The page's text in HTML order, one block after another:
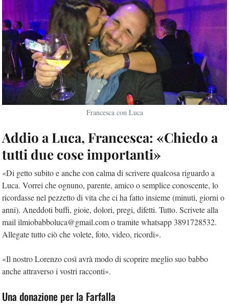
Francesca con Luca
Addio a Luca, Francesca: «Chiedo a
tutti due cose importanti»
«Di getto subito e anche con calma di scrivere qualcosa riguardo a
Luca. Vorrei che ognuno, parente, amico o semplice conoscente, lo
ricordasse nel pezzetto di vita che ci ha fatto insieme (minuti, giorni o
anni). Aneddoti buffi, gioie, dolori, pregi, difetti. Tutto. Scrivete alla
mail ilmiobabboluca@gmail.com o tramite whatsapp 3891728532.
Allegate tutto ciò che volete, foto, video, ricordi».
«Il nostro Lorenzo così avrà modo di scoprire meglio suo babbo
anche attraverso i vostri racconti».
Una donazione per la Farfalla